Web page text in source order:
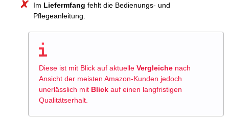
Im Liefermfang fehlt die Bedienungs- und
Pflegeanleitung.
Diese ist mit Blick auf aktuelle Vergleiche nach
Ansicht der meisten Amazon-Kunden jedoch
unerlässlich mit Blick auf einen langfristigen
Qualitätserhalt.